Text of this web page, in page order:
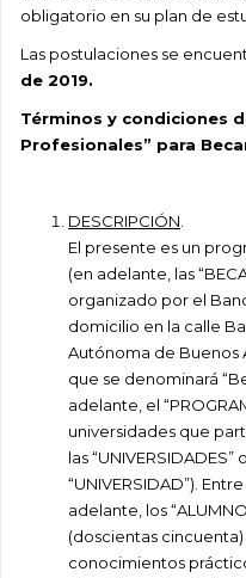
obligatorio en su plan de
Las postulaciones se
de 2019.
Términos y condiciones
Profesionales” para
DESCRIPCIÓN
El presente es un
(en adelante, las
organizado por el
domicilio en la calle
Autónoma de Buenos
que se denominará
adelante, el
universidades que
las
“UNIVERSIDAD”).
adelante, los
(doscientas
conocimientos